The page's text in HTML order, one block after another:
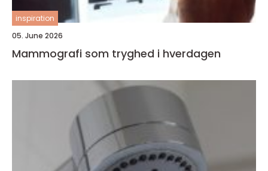
inspiration
05. June 2026
Mammografi som tryghed i hverdagen